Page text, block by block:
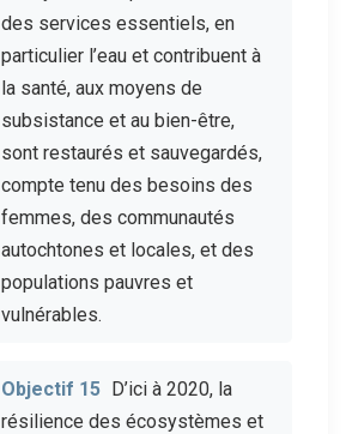
des services essentiels, en
particulier l’eau et contribuent à
la santé, aux moyens de
subsistance et au bien-être,
sont restaurés et sauvegardés,
compte tenu des besoins des
femmes, des communautés
autochtones et locales, et des
populations pauvres et
vulnérables.
Objectif 15 D’ici à 2020, la
résilience des écosystèmes et